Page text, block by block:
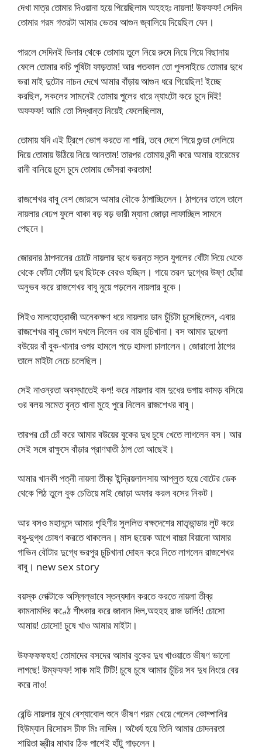
দেখা মাত্র তোমার দিওয়ানা হয়ে গিয়েছিলাম অহহহঃ নায়লা! উফফফ! সেদিন
তোমার গরম গতরটা আমার ভেতর আগুন জ্বালিয়ে দিয়েছিল যেন।
পারলে সেদিনই ডিনার থেকে তোমায় তুলে নিয়ে রুমে নিয়ে গিয়ে বিছানায়
ফেলে তোমার কচি পুষিটা ফাড়তাম! আর গতকাল তো পুলসাইডে তোমার দুধে
ভরা মাই দুটোর নাচন দেখে আমার বাঁড়ায় আগুন ধরে গিয়েছিল! ইচ্ছে
করছিল, সকলের সামনেই তোমায় পুলের ধারে ন্যাংটো করে চুদে দিই!
অফফফ! আমি তো সিদ্ধান্ত নিয়েই ফেলেছিলাম,
তোমায় যদি এই ট্রিপে ভোগ করতে না পারি, তবে দেশে গিয়ে গুন্ডা লেলিয়ে
দিয়ে তোমায় উঠিয়ে নিয়ে আনতাম! তারপর তোমায় বন্দী করে আমার হারেমের
রানী বানিয়ে চুদে চুদে তোমায় ভোঁসরা করতাম!
রাজশেখর বাবু বেশ জোরসে আমার বৌকে ঠাপাচ্ছিলেন। ঠাপনের তালে তালে
নায়লার বেঢপ ফুলে থাকা বড় বড় ভারী ম্যানা জোড়া লাফাচ্ছিল সামনে
পেছনে।
জোরদার ঠাপদানের চোটে নায়লার দুধে ভরন্ত স্তন যুগলের বোঁটা দিয়ে থেকে
থেকে ফোঁটা ফোঁটা দুধ ছিটকে বেরও হচ্ছিল। গায়ে তরল দুগ্ধের উষ্ণ ছোঁয়া
অনুভব করে রাজশেখর বাবু নুয়ে পড়লেন নায়লার বুকে।
সিইও মালহোত্রাজী অনেকক্ষণ ধরে নায়লার ডান চুঁচিটা চুসেছিলেন, এবার
রাজশেখর বাবু ভোগ দখলে নিলেন ওর বাম চুচিখানা। বস আমার দুধেলা
বউয়ের বাঁ বুক-খানার ওপর হামলে পড়ে হামলা চালালেন। জোরালো ঠাপের
তালে মাইটা নেচে চলেছিল।
সেই নাওন্রতা অবস্থাতেই কপ! করে নায়লার বাম দুধের ডগায় কামড় বসিয়ে
ওর বলয় সমেত বৃন্ত খানা মুহে পুরে নিলেন রাজশেখর বাবু।
তারপর চোঁ চোঁ করে আমার বউয়ের বুকের দুধ চুষে খেতে লাগলেন বস। আর
সেই সঙ্গে রাক্ষুসে বাঁড়ার প্রাণঘাতী ঠাপ তো আছেই।
আমার খানকী পত্নী নায়লা তীব্র ইন্দ্রিয়লালসায় আপ্লুত হয়ে বোটের ডেক
থেকে পিঠ তুলে বুক চেতিয়ে মাই জোড়া অফার করল বসের নিকট।
আর বসও মহানন্দে আমার গৃহিণীর সুললিত বক্ষদেশের মাতৃভান্ডার লুট করে
বধু-দুগ্ধ চোষণ করতে থাকলেন। মাস ছয়েক আগে বাচ্চা বিয়ানো আমার
গাভিন বৌটার দুগ্ধে ভরপুর চুচিখানা দোহন করে নিতে লাগলেন রাজশেখর
বাবু। new sex story
বয়স্ক লোক্টাকে অস্লিল্ভাবে স্তন্যদান করতে করতে নায়লা তীব্র
কামনামদির কণ্ঠে শীৎকার করে জানান দিল,অহহহ রাজ ডার্লিং! চোসো
আমায়! চোসো! চুষে খাও আমার মাইটা।
উফফফফহহ! তোমাদের বসদের আমার বুকের দুধ খাওয়াতে ভীষণ ভালো
লাগছে! উম্ফফফ! সাক মাই টিটি! চুষে চুষে আমার চুঁচির সব দুধ নিংরে বের
করে নাও!
রেন্ডি নায়লার মুখে বেশ্যাবোল শুনে ভীষণ গরম খেয়ে গেলেন কোম্পানির
হিউম্যান রিসোরস চীফ মিঃ নাদিম। অধৈর্য হয়ে তিনি আমার চোদনরতা
শায়িতা স্ত্রীর মাথার ঠিক পাশেই হাঁটু গাড়লেন।